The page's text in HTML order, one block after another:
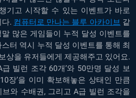
기고 시작할 수 있는 이벤트가 바로
다. 컴퓨터로 만나는 블루 아카이브 같
많은 게임들이 누적 달성 이벤트를
터 역시 누적 달성 이벤트를 통해 최
상을 유저들에게 제공해주고 있어요.
빌런 조각 60개’와 50만명 달성 보
장’을 이미 확보해놓은 상태인 만큼
와 수배권, 그리고 A급 빌런 조각을